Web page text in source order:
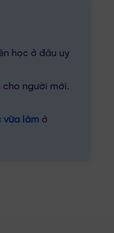
học ở đâu uy
cho người mới.
vừa làm ở